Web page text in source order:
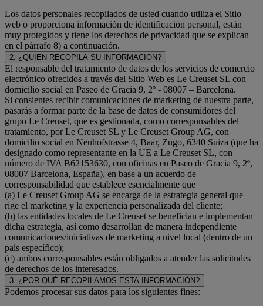
Los datos personales recopilados de usted cuando utiliza el Sitio
web o proporciona información de identificación personal, están
muy protegidos y tiene los derechos de privacidad que se explican
en el párrafo 8) a continuación.
2. ¿QUIEN RECOPILA SU INFORMACION?
El responsable del tratamiento de datos de los servicios de comercio
electrónico ofrecidos a través del Sitio Web es Le Creuset SL con
domicilio social en Paseo de Gracia 9, 2º - 08007 – Barcelona.
Si consientes recibir comunicaciones de marketing de nuestra parte,
pasarás a formar parte de la base de datos de consumidores del
grupo Le Creuset, que es gestionada, como corresponsables del
tratamiento, por Le Creuset SL y Le Creuset Group AG, con
domicilio social en Neuhofstrasse 4, Baar, Zugo, 6340 Suiza (que ha
designado como representante en la UE a Le Creuset SL, con
número de IVA B62153630, con oficinas en Paseo de Gracia 9, 2º,
08007 Barcelona, España), en base a un acuerdo de
corresponsabilidad que establece esencialmente que
(a) Le Creuset Group AG se encarga de la estrategia general que
rige el marketing y la experiencia personalizada del cliente;
(b) las entidades locales de Le Creuset se benefician e implementan
dicha estrategia, así como desarrollan de manera independiente
comunicaciones/iniciativas de marketing a nivel local (dentro de un
país específico);
(c) ambos corresponsables están obligados a atender las solicitudes
de derechos de los interesados.
3. ¿POR QUÉ RECOPILAMOS ESTA INFORMACIÓN?
Podemos procesar sus datos para los siguientes fines: